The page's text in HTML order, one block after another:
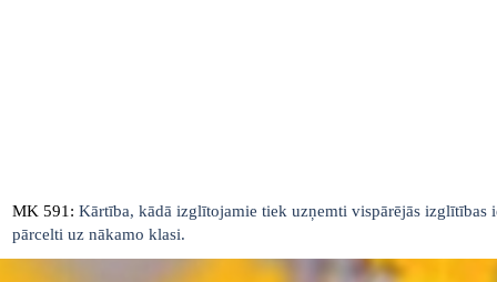
MK 591: Kārtība, kādā izglītojamie tiek uzņemti vispārējās izglītības
pārcelti uz nākamo klasi.